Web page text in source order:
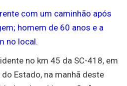
com um caminhão após
homem de 60 anos e a
no local.
no km 45 da SC-418, em
Estado, na manhã deste